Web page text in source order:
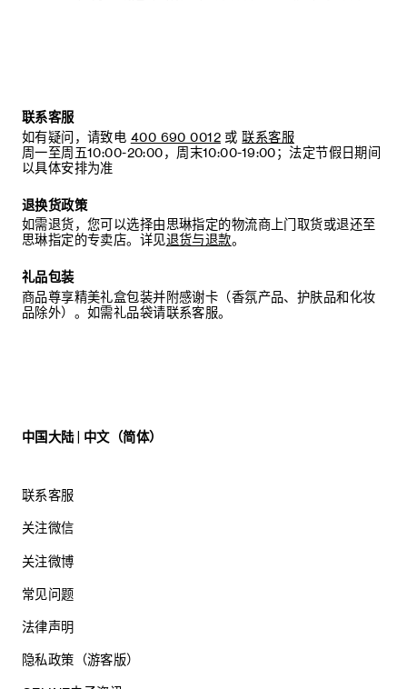
联系客服
如有疑问，请致电 400 690 0012 或 联系客服
周一至周五10:00-20:00，周末10:00-19:00；法定节假日期间
以具体安排为准
退换货政策
如需退货，您可以选择由思琳指定的物流商上门取货或退还至
思琳指定的专卖店。详见退货与退款。
礼品包装
商品尊享精美礼盒包装并附感谢卡（香氛产品、护肤品和化妆
品除外）。如需礼品袋请联系客服。
中国大陆 | 中文（简体）
联系客服
关注微信
关注微博
常见问题
法律声明
隐私政策（游客版）